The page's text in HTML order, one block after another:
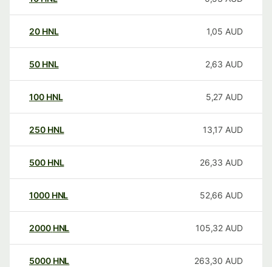
20 HNL 1,05 AUD
50 HNL 2,63 AUD
100 HNL 5,27 AUD
250 HNL 13,17 AUD
500 HNL 26,33 AUD
1000 HNL 52,66 AUD
2000 HNL 105,32 AUD
5000 HNL 263,30 AUD